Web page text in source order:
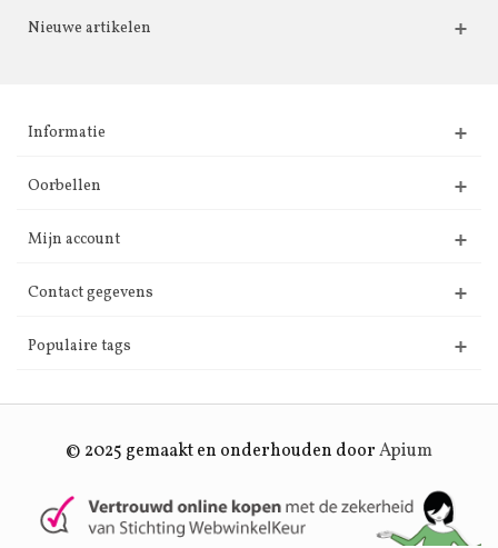
Nieuwe artikelen
Informatie
Oorbellen
Mijn account
Contact gegevens
Populaire tags
© 2025 gemaakt en onderhouden doorApium